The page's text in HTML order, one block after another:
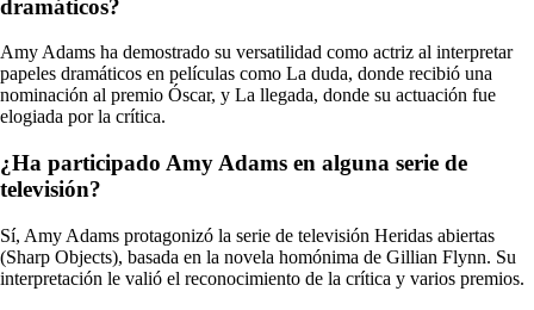
dramáticos?
Amy Adams ha demostrado su versatilidad como actriz al interpretar
papeles dramáticos en películas como La duda, donde recibió una
nominación al premio Óscar, y La llegada, donde su actuación fue
elogiada por la crítica.
¿Ha participado Amy Adams en alguna serie de
televisión?
Sí, Amy Adams protagonizó la serie de televisión Heridas abiertas
(Sharp Objects), basada en la novela homónima de Gillian Flynn. Su
interpretación le valió el reconocimiento de la crítica y varios premios.